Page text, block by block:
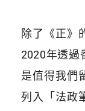
除了《正》
2020年透過
是值得我們
列入「法政